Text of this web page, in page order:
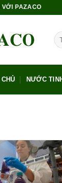
PAZACO
Tìm
NƯỚC